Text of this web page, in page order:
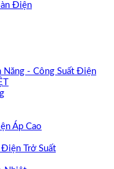
Điện
Năng - Công Suất Điện
Áp Cao
Trở Suất